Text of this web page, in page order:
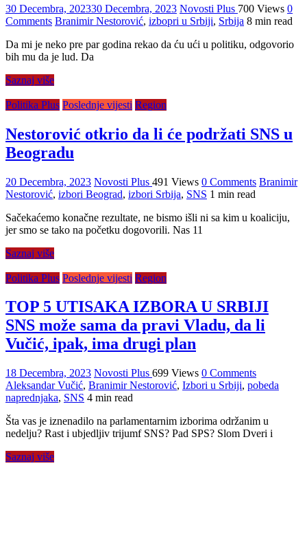
30 Decembra, 202330 Decembra, 2023 Novosti Plus 700 Views 0
Comments Branimir Nestorović, izbopri u Srbiji, Srbija 8 min read
Da mi je neko pre par godina rekao da ću ući u politiku, odgovorio
bih mu da je lud. Da
Saznaj više
Politika Plus Poslednje vijesti Region
Nestorović otkrio da li će podržati SNS u
Beogradu
20 Decembra, 2023 Novosti Plus 491 Views 0 Comments Branimir
Nestorović, izbori Beograd, izbori Srbija, SNS 1 min read
Sačekaćemo konačne rezultate, ne bismo išli ni sa kim u koaliciju,
jer smo se tako na početku dogovorili. Nas 11
Saznaj više
Politika Plus Poslednje vijesti Region
TOP 5 UTISAKA IZBORA U SRBIJI
SNS može sama da pravi Vladu, da li
Vučić, ipak, ima drugi plan
18 Decembra, 2023 Novosti Plus 699 Views 0 Comments
Aleksandar Vučić, Branimir Nestorović, Izbori u Srbiji, pobeda
naprednjaka, SNS 4 min read
Šta vas je iznenadilo na parlamentarnim izborima održanim u
nedelju? Rast i ubjedljiv trijumf SNS? Pad SPS? Slom Dveri i
Saznaj više